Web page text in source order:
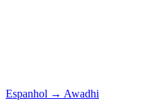
Espanhol → Awadhi